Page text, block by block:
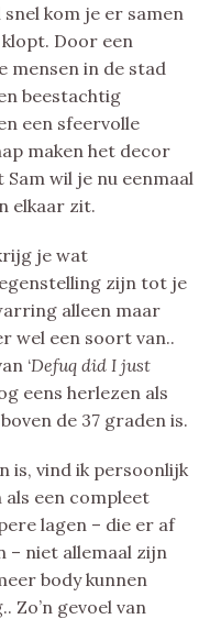
kom je er samen
Door een
mensen in de stad
beestachtig
een sfeervolle
maken het decor
wil je nu eenmaal
elkaar zit.
je wat
zijn tot je
alleen maar
wel een soort van..
‘Defuq did I just
eens herlezen als
de 37 graden is.
is, vind ik persoonlijk
een compleet
lagen – die er af
– niet allemaal zijn
body kunnen
Zo’n gevoel van